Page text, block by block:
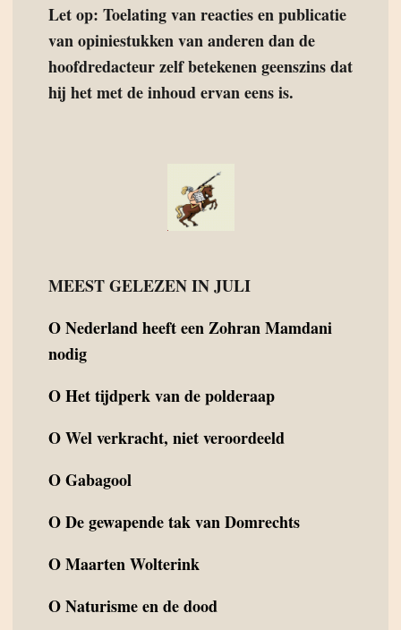
Let op: Toelating van reacties en publicatie
van opiniestukken van anderen dan de
hoofdredacteur zelf betekenen geenszins dat
hij het met de inhoud ervan eens is.
MEEST GELEZEN IN JULI
ONederland heeft een Zohran Mamdani
nodig
OHet tijdperk van de polderaap
OWel verkracht, niet veroordeeld
OGabagool
ODe gewapende tak van Domrechts
OMaarten Wolterink
ONaturisme en de dood